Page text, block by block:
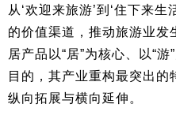
从‘欢迎来旅游’到‘住下来
的价值渠道，推动旅游业发
居产品以“居”为核心、以“游
目的，其产业重构最突出的
纵向拓展与横向延伸。